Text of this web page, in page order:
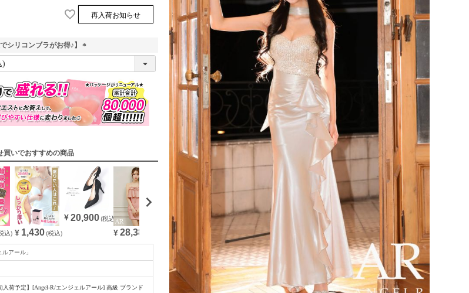
再入荷お知らせ
シリコンブラがお得♪】
(
須
買いでおすすめの商品
込) ¥ 1,430 (税込)
¥20,900 (税込)
¥28,380
アール」
入荷予定】[Angel-R/エンジェルアール] 高級 ブランド